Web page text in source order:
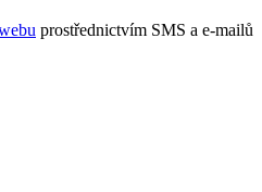
prostřednictvím SMS a e-mailů